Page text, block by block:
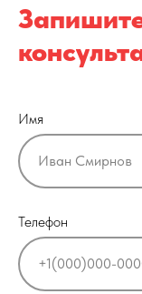
Имя
Телефон